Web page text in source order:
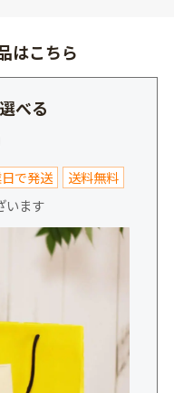
はこちら
べる
で発送
送料無料
います